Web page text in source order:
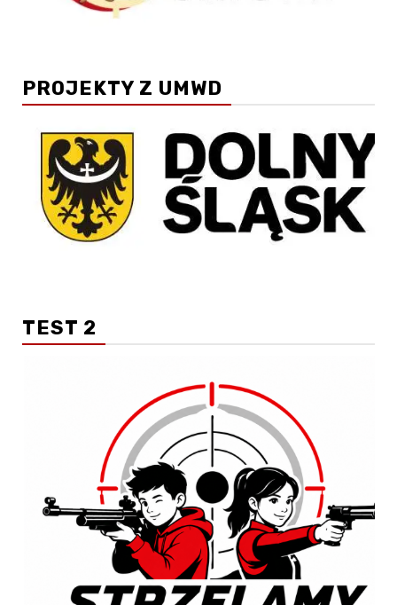
PROJEKTY Z UMWD
TEST 2